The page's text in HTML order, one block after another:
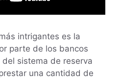
intrigantes es la
parte de los bancos
sistema de reserva
una cantidad de